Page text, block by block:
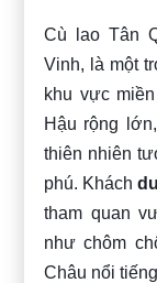
Cù lao Tân
Vinh, là một
khu vực
Hậu rộng
thiên nhiên
phú. Khách
tham quan
như chôm
Châu nổi